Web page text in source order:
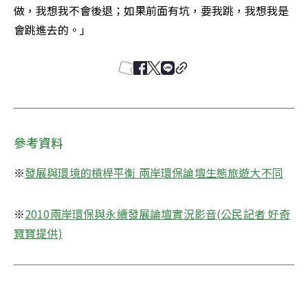
做，我想我不會後退；如果前面有坑，要我跳，我想我是
會跳進去的。」
參考資料
※發展與環境的槓桿平衡 兩岸環保論壇生態旅遊大不同
※2010兩岸環保與永續發展論壇實況影音(公民記者 好奇
寶寶提供)